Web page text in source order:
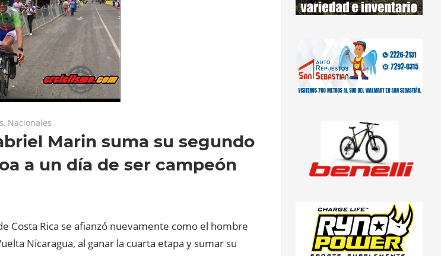
, Nacionales
Marin suma su segundo
a un día de ser campeón
Costa Rica se afianzó nuevamente como el hombre
Nicaragua, al ganar la cuarta etapa y sumar su